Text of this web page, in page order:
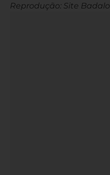
Reprodução: Site Badalo